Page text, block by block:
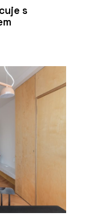
s